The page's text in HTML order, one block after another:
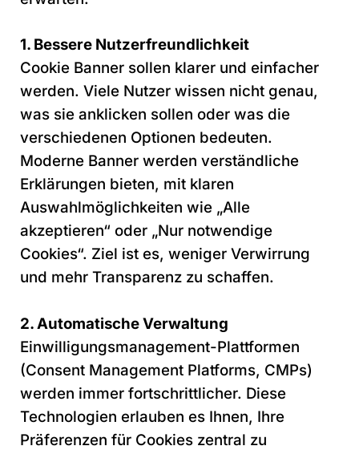
1. Bessere Nutzerfreundlichkeit
Cookie Banner sollen klarer und einfacher
werden. Viele Nutzer wissen nicht genau,
was sie anklicken sollen oder was die
verschiedenen Optionen bedeuten.
Moderne Banner werden verständliche
Erklärungen bieten, mit klaren
Auswahlmöglichkeiten wie „Alle
akzeptieren“ oder „Nur notwendige
Cookies“. Ziel ist es, weniger Verwirrung
und mehr Transparenz zu schaffen.
2. Automatische Verwaltung
Einwilligungsmanagement-Plattformen
(Consent Management Platforms, CMPs)
werden immer fortschrittlicher. Diese
Technologien erlauben es Ihnen, Ihre
Präferenzen für Cookies zentral zu